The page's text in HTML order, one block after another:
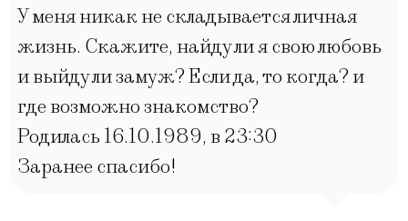
У меня никак не складывается личная
жизнь. Скажите, найду ли я свою любовь
и выйду ли замуж? Если да, то когда? и
где возможно знакомство?
Родилась 16.10.1989, в 23:30
Заранее спасибо!